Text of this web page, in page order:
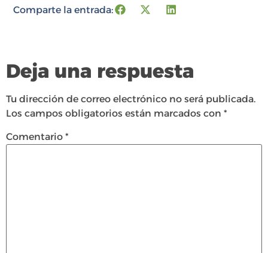
Comparte la entrada:
Deja una respuesta
Tu dirección de correo electrónico no será publicada.
Los campos obligatorios están marcados con *
Comentario *